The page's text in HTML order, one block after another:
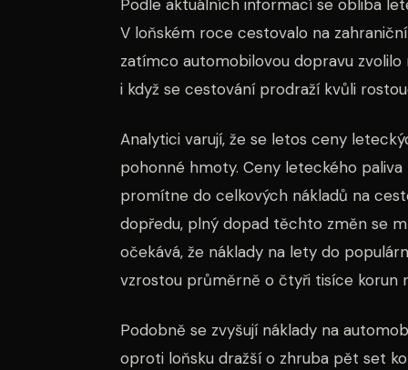
Podle aktuálních informací se obliba
V loňském roce cestovalo na
zatímco automobilovou dopravu
i když se cestování prodraží kvůli
Analytici varují, že se letos ceny
pohonné hmoty. Ceny leteckého
promítne do celkových nákladů na
dopředu, plný dopad těchto změn se
očekává, že náklady na lety do
vzrostou průměrně o čtyři tisíce korun
Podobně se zvyšují náklady na
oproti loňsku dražší o zhruba pět set